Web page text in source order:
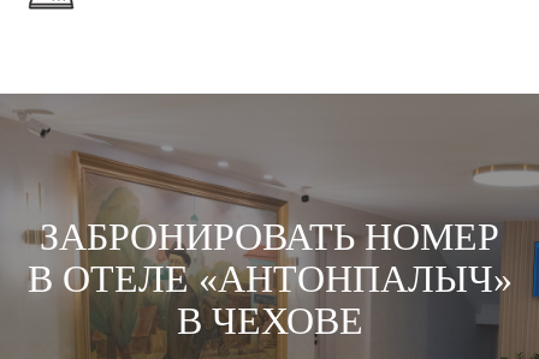
ЗАБРОНИРОВАТЬ НОМЕР
В ОТЕЛЕ «АНТОНПАЛЫЧ»
В ЧЕХОВЕ